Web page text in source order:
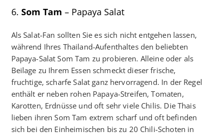
6. Som Tam – Papaya Salat
Als Salat-Fan sollten Sie es sich nicht entgehen lassen,
während Ihres Thailand-Aufenthaltes den beliebten
Papaya-Salat Som Tam zu probieren. Alleine oder als
Beilage zu Ihrem Essen schmeckt dieser frische,
fruchtige, scharfe Salat ganz hervorragend. In der Regel
enthält er neben rohen Papaya-Streifen, Tomaten,
Karotten, Erdnüsse und oft sehr viele Chilis. Die Thais
lieben ihren Som Tam extrem scharf und oft befinden
sich bei den Einheimischen bis zu 20 Chili-Schoten in